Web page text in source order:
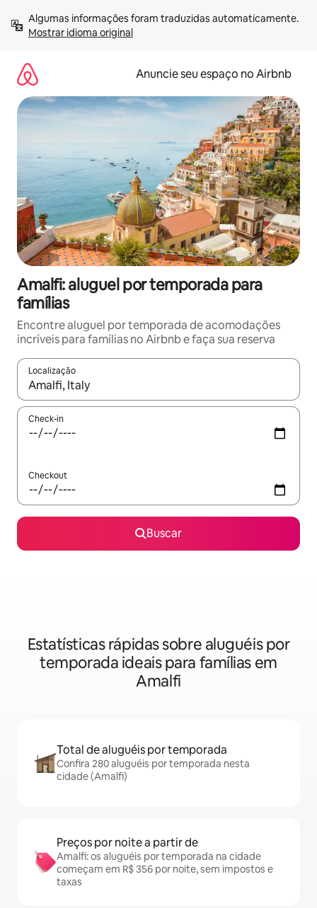
para
Mostrar idioma original
Anuncie seu espaço no Airbnb
Amalfi: aluguel por temporada para
famílias
Encontre aluguel por temporada de acomodações
incríveis para famílias no Airbnb e faça sua reserva
Localização
Quando os resultados estiverem disponíveis, explore-os
Check-in
Checkout
Buscar
Estatísticas rápidas sobre aluguéis por
temporada ideais para famílias em
Amalfi
Total de aluguéis por temporada
Confira 280 aluguéis por temporada nesta
cidade (Amalfi)
Preços por noite a partir de
Amalfi: os aluguéis por temporada na cidade
começam em R$ 356 por noite, sem impostos e
taxas